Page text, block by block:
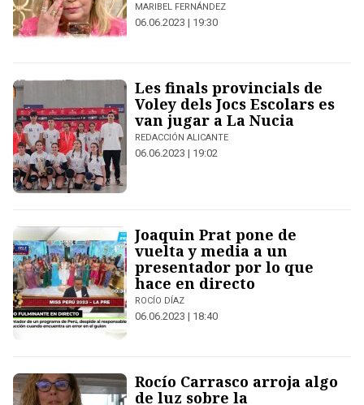
MARIBEL FERNÁNDEZ
06.06.2023 | 19:30
Les finals provincials de
Voley dels Jocs Escolars es
van jugar a La Nucia
REDACCIÓN ALICANTE
06.06.2023 | 19:02
Joaquin Prat pone de
vuelta y media a un
presentador por lo que
hace en directo
ROCÍO DÍAZ
06.06.2023 | 18:40
Rocío Carrasco arroja algo
de luz sobre la